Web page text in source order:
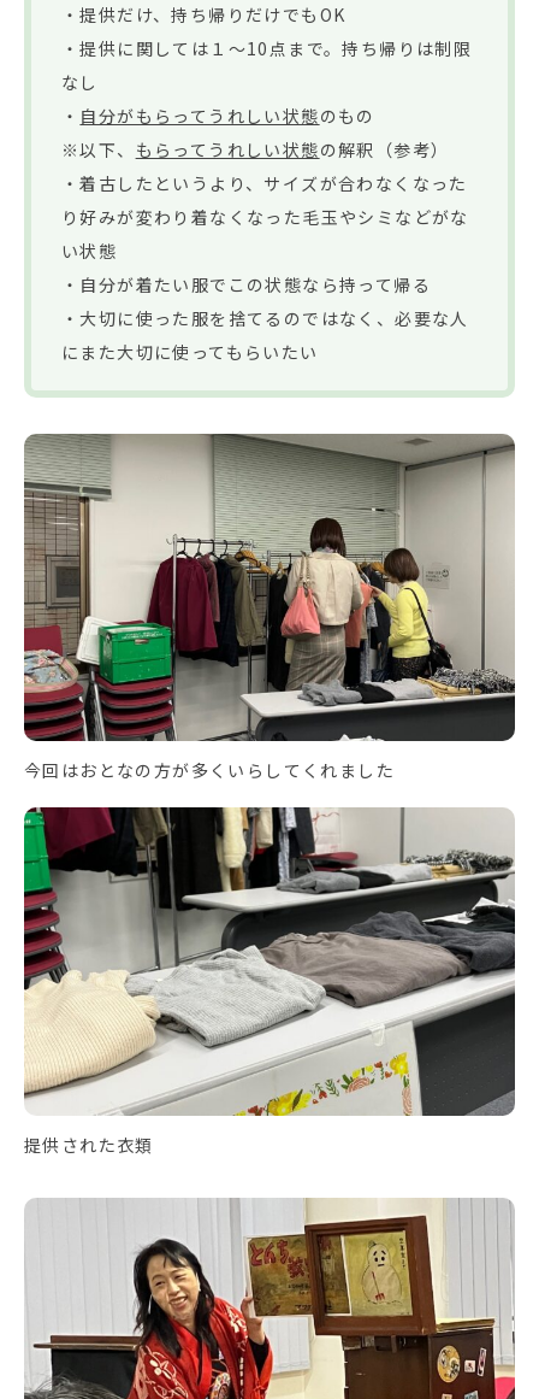
・提供だけ、持ち帰りだけでもOK
・提供に関しては１～10点まで。持ち帰りは制限
なし
・ 自分がもらってうれしい状態のもの
※以下、 もらってうれしい状態の解釈（参考）
・着古したというより、サイズが合わなくなった
り好みが変わり着なくなった毛玉やシミなどがな
い状態
・自分が着たい服でこの状態なら持って帰る
・大切に使った服を捨てるのではなく、必要な人
にまた大切に使ってもらいたい
今回はおとなの方が多くいらしてくれました
提供された衣類